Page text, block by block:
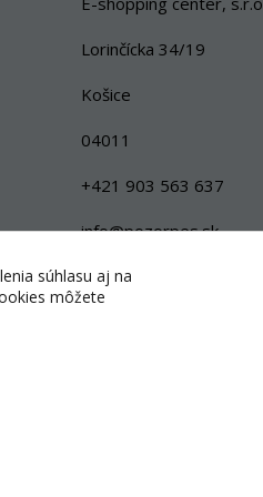
Lorinčícka 34/19
Košice
04011
+421 903 563 637
info@pozorpes.sk
súhlasu aj na
môžete